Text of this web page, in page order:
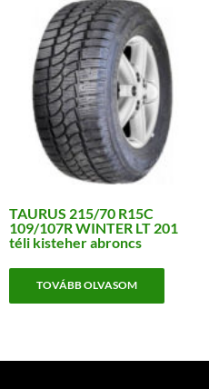
TAURUS 215/70 R15C
109/107R WINTER LT 201
téli kisteher abroncs
TOVÁBB OLVASOM